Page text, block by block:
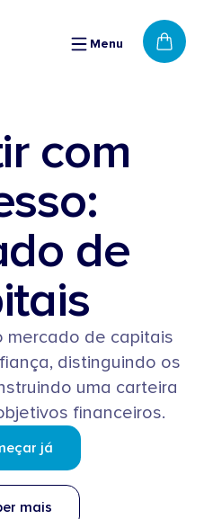
Cart
Menu
com
de
mercado de capitais
distinguindo os
uma carteira
financeiros.
já
mais